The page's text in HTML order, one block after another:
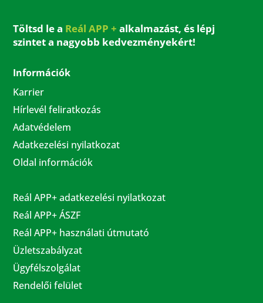
Töltsd le a Reál APP + alkalmazást, és lépj
szintet a nagyobb kedvezményekért!
Információk
Karrier
Hírlevél feliratkozás
Adatvédelem
Adatkezelési nyilatkozat
Oldal információk
Reál APP+ adatkezelési nyilatkozat
Reál APP+ ÁSZF
Reál APP+ használati útmutató
Üzletszabályzat
Ügyfélszolgálat
Rendelői felület